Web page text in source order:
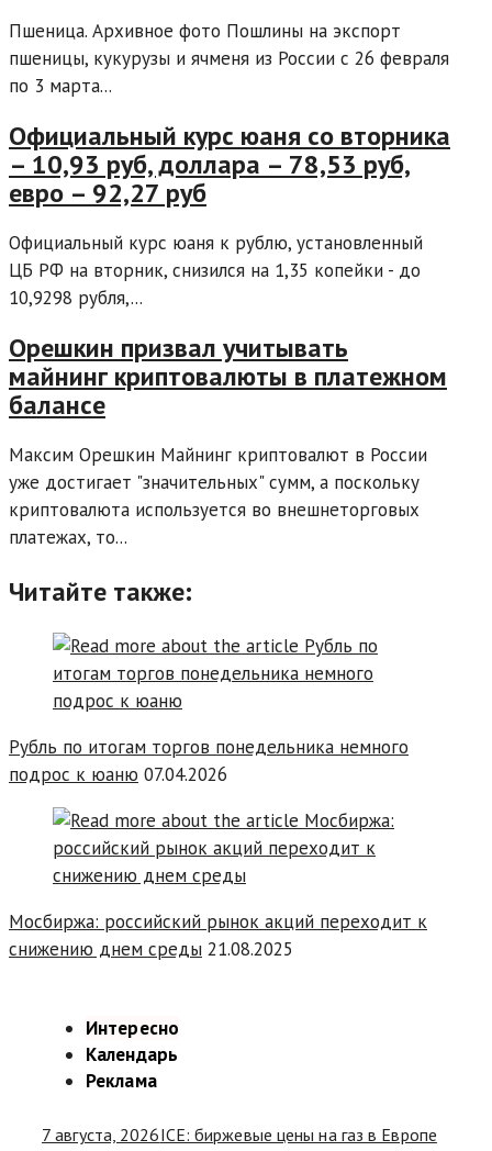
Пшеница. Архивное фото Пошлины на экспорт
пшеницы, кукурузы и ячменя из России с 26 февраля
по 3 марта...
Официальный курс юаня со вторника
– 10,93 руб, доллара – 78,53 руб,
евро – 92,27 руб
Официальный курс юаня к рублю, установленный
ЦБ РФ на вторник, снизился на 1,35 копейки - до
10,9298 рубля,...
Орешкин призвал учитывать
майнинг криптовалюты в платежном
балансе
Максим Орешкин Майнинг криптовалют в России
уже достигает "значительных" сумм, а поскольку
криптовалюта используется во внешнеторговых
платежах, то...
Читайте также:
Рубль по итогам торгов понедельника немного
подрос к юаню 07.04.2026
Мосбиржа: российский рынок акций переходит к
снижению днем среды 21.08.2025
Интересно
Календарь
Реклама
7 августа, 2026ICE: биржевые цены на газ в Европе